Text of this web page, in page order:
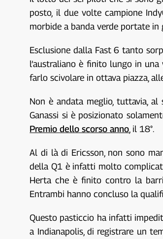
posto, il due volte campione
morbide a banda verde portate
Esclusione dalla Fast 6 tanto
l’australiano è finito lungo in
farlo scivolare in ottava piazza,
Non è andata meglio, tuttavia,
Ganassi si è posizionato
Premio dello scorso anno , il 18°.
Al di là di Ericsson, non sono
della Q1 è infatti molto
Herta che è finito contro la
Entrambi hanno concluso la
Questo pasticcio ha infatti
a Indianapolis, di registrare un